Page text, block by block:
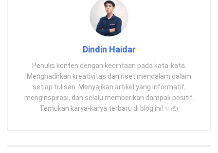
Dindin Haidar
Penulis konten dengan kecintaan pada kata-kata.
Menghadirkan kreativitas dan riset mendalam dalam
setiap tulisan. Menyajikan artikel yang informatif,
menginspirasi, dan selalu memberikan dampak positif.
Temukan karya-karya terbaru di blog ini! ✨✍️